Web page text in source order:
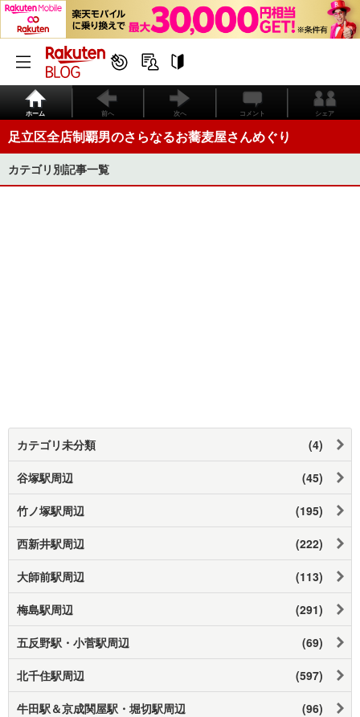
ホーム 前へ 次へ コメント シェア
足立区全店制覇男のさらなるお蕎麦屋さんめぐり
カテゴリ別記事一覧
カテゴリ未分類 (4)
谷塚駅周辺 (45)
竹ノ塚駅周辺 (195)
西新井駅周辺 (222)
大師前駅周辺 (113)
梅島駅周辺 (291)
五反野駅・小菅駅周辺 (69)
北千住駅周辺 (597)
牛田駅＆京成関屋駅・堀切駅周辺 (96)